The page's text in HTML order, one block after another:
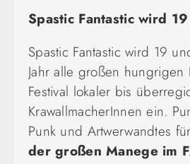
Spastic Fantastic wird
Spastic Fantastic wird 19
Jahr alle großen
Festival lokaler bis
KrawallmacherInnen ein.
Punk und Artwerwandtes
der großen Manege im